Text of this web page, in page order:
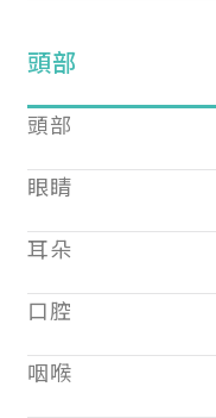
頭部
頭部
眼睛
耳朵
口腔
咽喉